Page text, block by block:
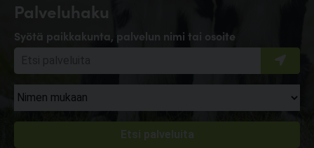
Palveluhaku
Syötä paikkakunta, palvelun nimi tai osoite